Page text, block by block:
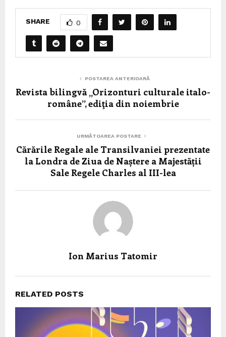
SHARE 0
POSTAREA ANTERIOARĂ
Revista bilingvă „Orizonturi culturale italo-
române”, ediţia din noiembrie
URMĂTOAREA POSTARE
Cărările Regale ale Transilvaniei prezentate
la Londra de Ziua de Naștere a Majestății
Sale Regele Charles al III-lea
Ion Marius Tatomir
RELATED POSTS